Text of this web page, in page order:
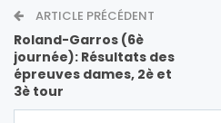
ARTICLE PRÉCÉDENT
Roland-Garros (6è
journée): Résultats des
épreuves dames, 2è et
3è tour